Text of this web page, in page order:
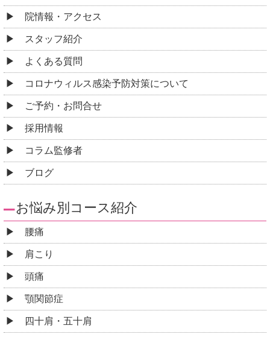
院情報・アクセス
スタッフ紹介
よくある質問
コロナウィルス感染予防対策について
ご予約・お問合せ
採用情報
コラム監修者
ブログ
お悩み別コース紹介
腰痛
肩こり
頭痛
顎関節症
四十肩・五十肩